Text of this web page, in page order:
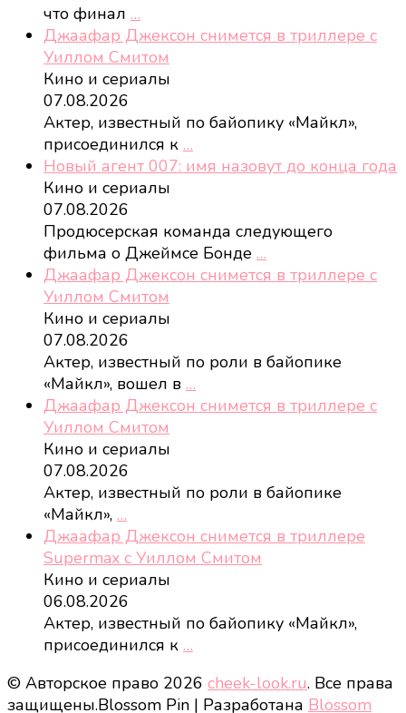
что финал …
Джаафар Джексон снимется в триллере с
Уиллом Смитом
Кино и сериалы
07.08.2026
Актер, известный по байопику «Майкл»,
присоединился к …
Новый агент 007: имя назовут до конца года
Кино и сериалы
07.08.2026
Продюсерская команда следующего
фильма о Джеймсе Бонде …
Джаафар Джексон снимется в триллере с
Уиллом Смитом
Кино и сериалы
07.08.2026
Актер, известный по роли в байопике
«Майкл», вошел в …
Джаафар Джексон снимется в триллере с
Уиллом Смитом
Кино и сериалы
07.08.2026
Актер, известный по роли в байопике
«Майкл», …
Джаафар Джексон снимется в триллере
Supermax с Уиллом Смитом
Кино и сериалы
06.08.2026
Актер, известный по байопику «Майкл»,
присоединился к …
© Авторское право 2026 cheek-look.ru. Все права
защищены.Blossom Pin | Разработана Blossom